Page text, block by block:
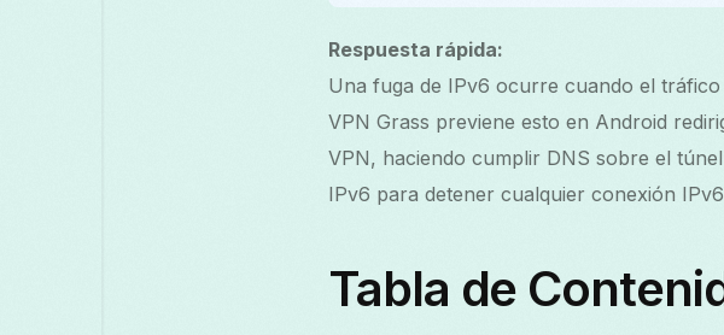
Respuesta rápida:
Una fuga de IPv6 ocurre cuando el
VPN Grass previene esto en Android
VPN, haciendo cumplir DNS sobre el
IPv6 para detener cualquier conexión
Tabla de